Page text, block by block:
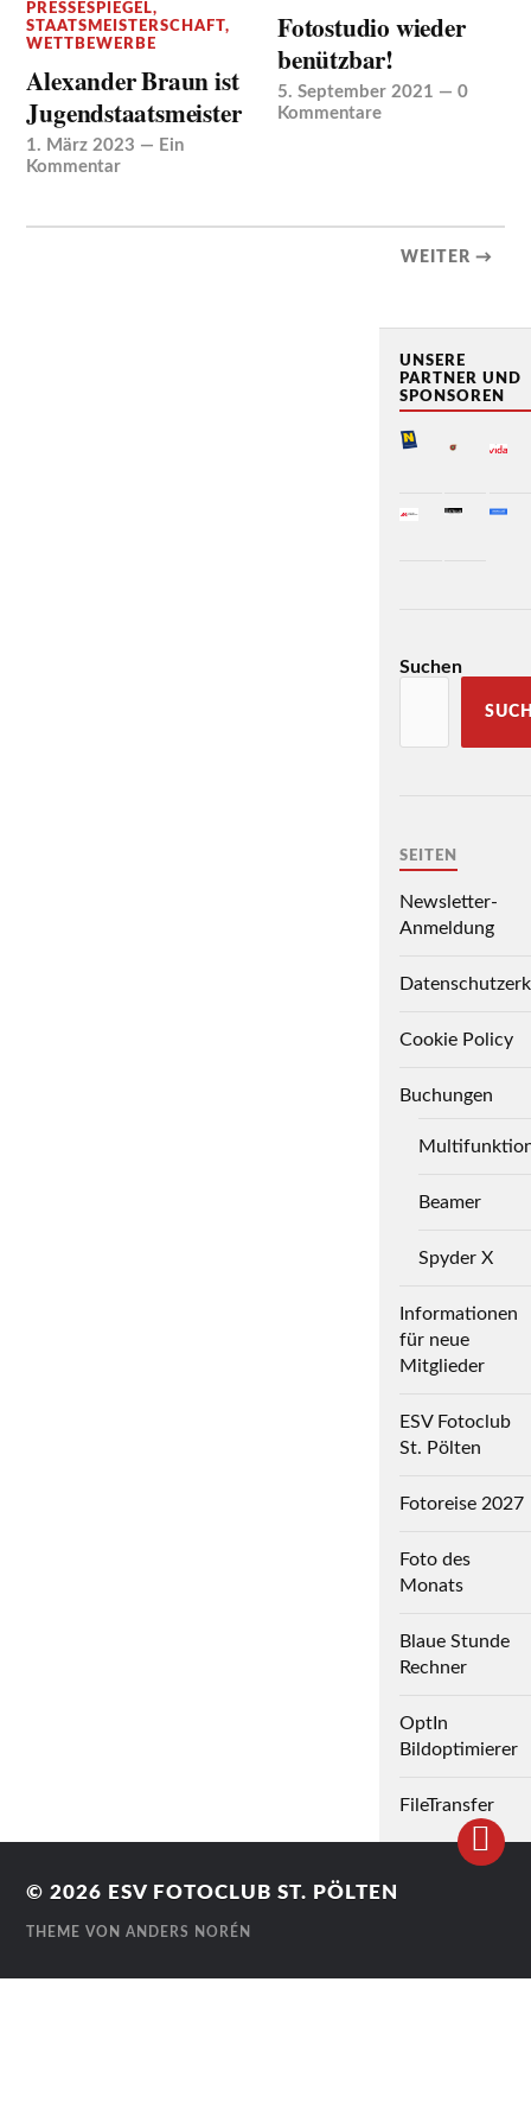
PRESSESPIEGEL,
STAATSMEISTERSCHAFT,
WETTBEWERBE
Alexander Braun ist
Jugendstaatsmeister
1. März 2023 — Ein
Kommentar
Fotostudio wieder
benützbar!
5. September 2021 —0
Kommentare
WEITER →
UNSERE
PARTNER UND
SPONSOREN
Suchen
SEITEN
Newsletter-
Anmeldung
Cookie Policy
Buchungen
Beamer
Spyder X
Informationen
für neue
Mitglieder
ESV Fotoclub
St. Pölten
Fotoreise 2027
Foto des
Monats
Blaue Stunde
Rechner
OptIn
Bildoptimierer
FileTransfer
© 2026 ESV FOTOCLUB ST. PÖLTEN
THEME VONANDERS NORÉN